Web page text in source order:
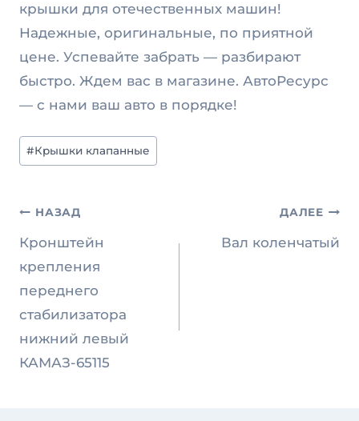
крышки для отечественных машин!
Надежные, оригинальные, по приятной
цене. Успевайте забрать — разбирают
быстро. Ждем вас в магазине. АвтоРесурс
— с нами ваш авто в порядке!
Метки
записи:
#Крышки клапанные
Навигация
по
записям
НАЗАД
Кронштейн
крепления
переднего
стабилизатора
нижний левый
КАМАЗ-65115
ДАЛЕЕ
Вал коленчатый